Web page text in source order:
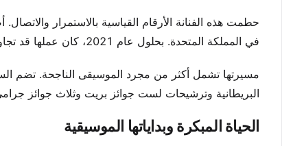
حطمت هذه الفنانة الأرقام القياسية بالاستمرار
في المملكة المتحدة. بحلول عام 2021، كان عملها قد تجاوز 35 مليون سجل في جميع أنحاء العالم.
مسيرتها تشمل أكثر من مجرد الموسيقى الناجحة. تضم
البريطانية وترشيحات لست جوائز بريت وثلاث جوائز
الحياة المبكرة وبداياتها الموسيقية